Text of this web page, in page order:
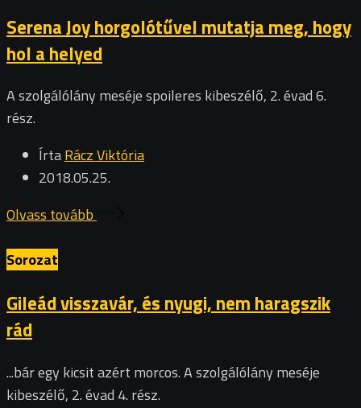
Serena Joy horgolótűvel mutatja meg, hogy
hol a helyed
A szolgálólány meséje spoileres kibeszélő, 2. évad 6.
rész.
ÍrtaRácz Viktória
2018.05.25.
Olvass tovább
Sorozat
Gileád visszavár, és nyugi, nem haragszik
rád
...bár egy kicsit azért morcos. A szolgálólány meséje
kibeszélő, 2. évad 4. rész.